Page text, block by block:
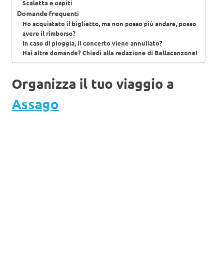
Scaletta e ospiti
Domande frequenti
Ho acquistato il biglietto, ma non posso più andare, posso
avere il rimborso?
In caso di pioggia, il concerto viene annullato?
Hai altre domande? Chiedi alla redazione di Bellacanzone!
Organizza il tuo viaggio a
Assago